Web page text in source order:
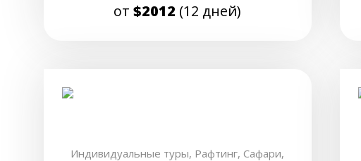
от$2012 (12 дней)
Индивидуальные туры, Рафтинг, Сафари,